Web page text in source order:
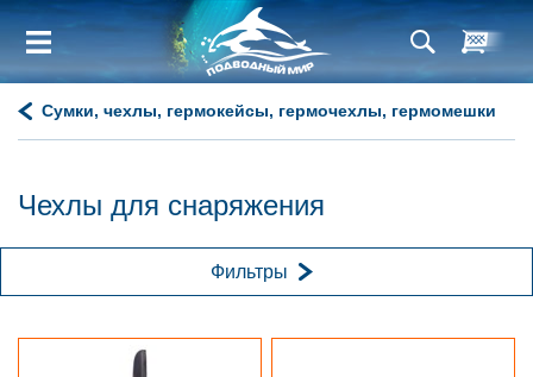
Сумки, чехлы, гермокейсы, гермочехлы, гермомешки
Чехлы для снаряжения
Фильтры